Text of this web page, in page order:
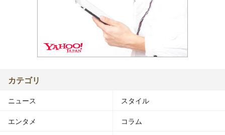
カテゴリ
ニュース スタイル
エンタメ コラム